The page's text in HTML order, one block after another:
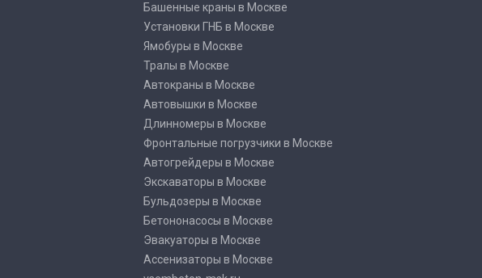
Башенные краны в Москве
Установки ГНБ в Москве
Ямобуры в Москве
Тралы в Москве
Автокраны в Москве
Автовышки в Москве
Длинномеры в Москве
Фронтальные погрузчики в Москве
Автогрейдеры в Москве
Экскаваторы в Москве
Бульдозеры в Москве
Бетононасосы в Москве
Эвакуаторы в Москве
Ассенизаторы в Москве